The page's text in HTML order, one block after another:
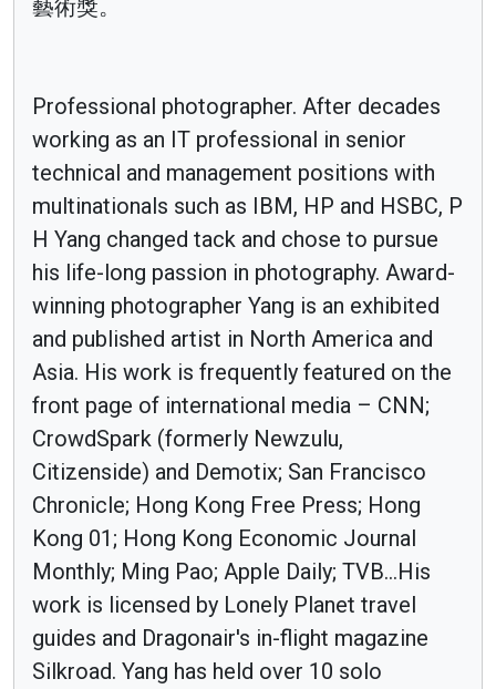
藝術獎。
Professional photographer. After decades
working as an IT professional in senior
technical and management positions with
multinationals such as IBM, HP and HSBC, P
H Yang changed tack and chose to pursue
his life-long passion in photography. Award-
winning photographer Yang is an exhibited
and published artist in North America and
Asia. His work is frequently featured on the
front page of international media – CNN;
CrowdSpark (formerly Newzulu,
Citizenside) and Demotix; San Francisco
Chronicle; Hong Kong Free Press; Hong
Kong 01; Hong Kong Economic Journal
Monthly; Ming Pao; Apple Daily; TVB...His
work is licensed by Lonely Planet travel
guides and Dragonair's in-flight magazine
Silkroad. Yang has held over 10 solo